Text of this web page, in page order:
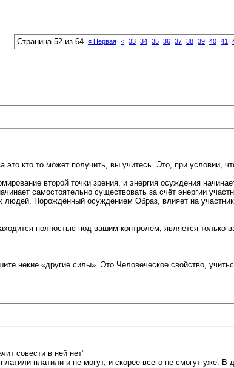
Страница 52 из 64 « Первая < 33 34 35 36 37 38 39 40 41
кто то может получить, вы учитесь. Это, при условии,
второй точки зрения, и энергия осуждения
самостоятельно существовать за счёт энергии
Порождённый осуждением Образ, влияет на
полностью под вашим контролем, является
некие «другие силы». Это Человеческое свойство,
совести в ней нет"
платили и не могут, и скорее всего не смогут уже. В